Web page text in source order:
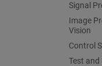
Signal
Image
Vision
Control
Test and